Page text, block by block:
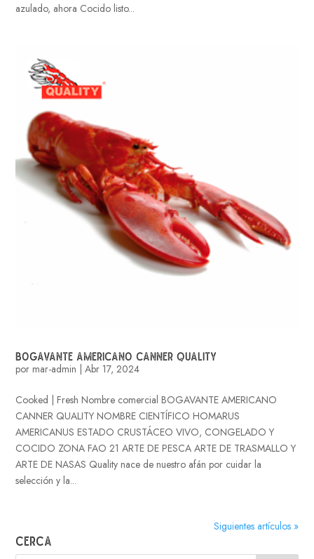
azulado, ahora Cocido listo...
BOGAVANTE AMERICANO CANNER QUALITY
pormar-admin |Abr 17, 2024
Cooked | Fresh Nombre comercial BOGAVANTE AMERICANO
CANNER QUALITY NOMBRE CIENTÍFICO HOMARUS
AMERICANUS ESTADO CRUSTÁCEO VIVO, CONGELADO Y
COCIDO ZONA FAO 21 ARTE DE PESCA ARTE DE TRASMALLO Y
ARTE DE NASAS Quality nace de nuestro afán por cuidar la
selección y la...
Siguientes artículos »
Cerca